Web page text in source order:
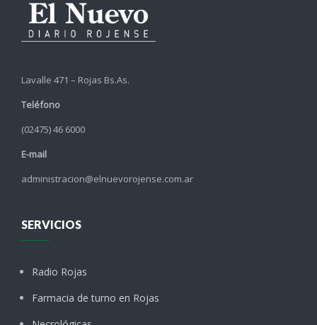
Lavalle 471 – Rojas Bs.As.
Teléfono
(02475) 46 6000
E-mail
administracion@elnuevorojense.com.ar
SERVICIOS
Radio Rojas
Farmacia de turno en Rojas